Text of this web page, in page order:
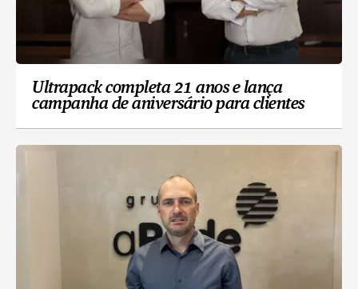
Ultrapack completa 21 anos e lança
campanha de aniversário para clientes